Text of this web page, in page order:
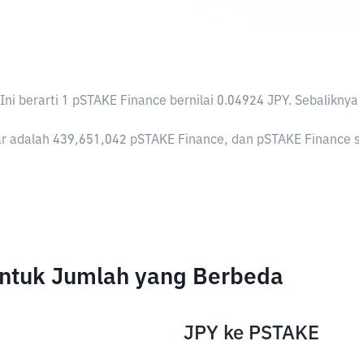
berarti 1 pSTAKE Finance bernilai 0.04924 JPY.
adalah 439,651,042 pSTAKE Finance, dan pSTAKE
Jumlah yang Berbeda
JPY ke PSTAKE